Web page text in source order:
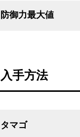
防御力最大値
入手方法
タマゴ